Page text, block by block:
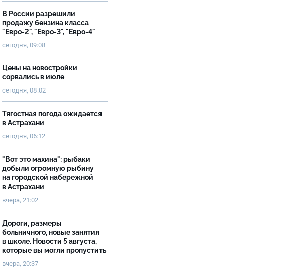
В России разрешили
продажу бензина класса
"Евро-2", "Евро-3", "Евро-4"
сегодня, 09:08
Цены на новостройки
сорвались в июле
сегодня, 08:02
Тягостная погода ожидается
в Астрахани
сегодня, 06:12
"Вот это махина": рыбаки
добыли огромную рыбину
на городской набережной
в Астрахани
вчера, 21:02
Дороги, размеры
больничного, новые занятия
в школе. Новости 5 августа,
которые вы могли пропустить
вчера, 20:37